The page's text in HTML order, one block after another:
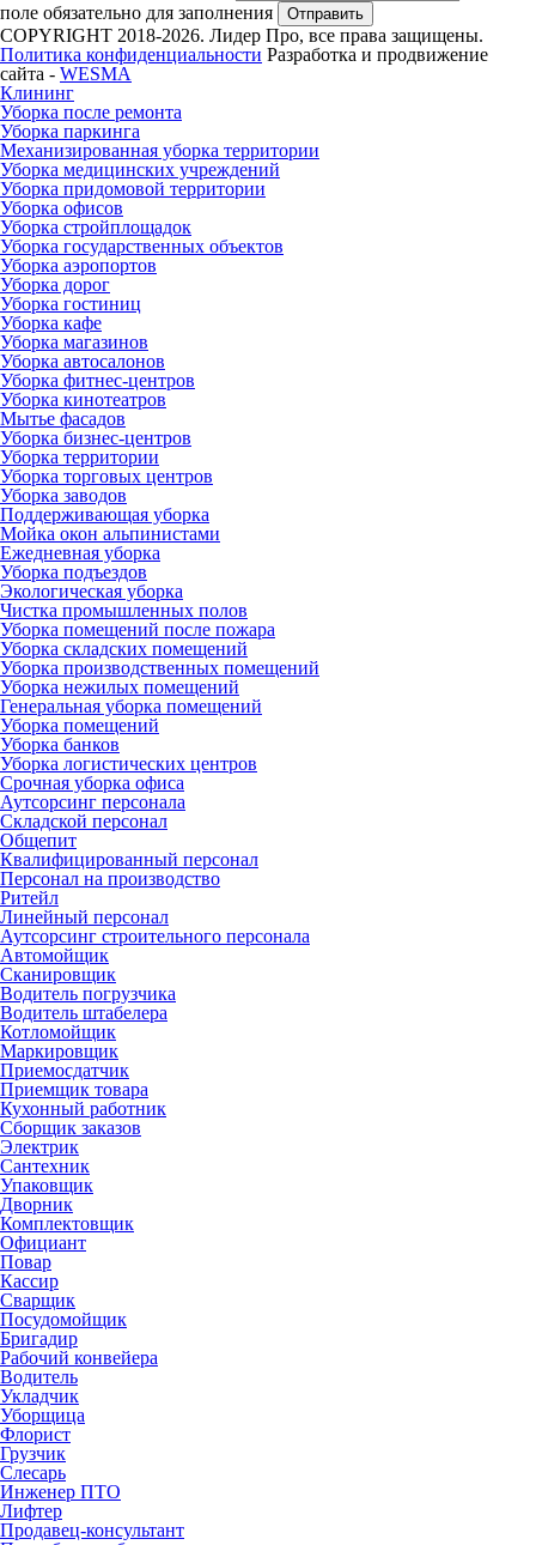
поле обязательно для заполнения
Отправить
COPYRIGHT 2018-2026. Лидер Про, все права защищены.
Политика конфиденциальности Разработка и продвижение
сайта - WESMA
Клининг
Уборка после ремонта
Уборка паркинга
Механизированная уборка территории
Уборка медицинских учреждений
Уборка придомовой территории
Уборка офисов
Уборка стройплощадок
Уборка государственных объектов
Уборка аэропортов
Уборка дорог
Уборка гостиниц
Уборка кафе
Уборка магазинов
Уборка автосалонов
Уборка фитнес-центров
Уборка кинотеатров
Мытье фасадов
Уборка бизнес-центров
Уборка территории
Уборка торговых центров
Уборка заводов
Поддерживающая уборка
Мойка окон альпинистами
Ежедневная уборка
Уборка подъездов
Экологическая уборка
Чистка промышленных полов
Уборка помещений после пожара
Уборка складских помещений
Уборка производственных помещений
Уборка нежилых помещений
Генеральная уборка помещений
Уборка помещений
Уборка банков
Уборка логистических центров
Срочная уборка офиса
Аутсорсинг персонала
Складской персонал
Общепит
Квалифицированный персонал
Персонал на производство
Ритейл
Линейный персонал
Аутсорсинг строительного персонала
Автомойщик
Сканировщик
Водитель погрузчика
Водитель штабелера
Котломойщик
Маркировщик
Приемосдатчик
Приемщик товара
Кухонный работник
Сборщик заказов
Электрик
Сантехник
Упаковщик
Дворник
Комплектовщик
Официант
Повар
Кассир
Сварщик
Посудомойщик
Бригадир
Рабочий конвейера
Водитель
Укладчик
Уборщица
Флорист
Грузчик
Слесарь
Инженер ПТО
Лифтер
Продавец-консультант